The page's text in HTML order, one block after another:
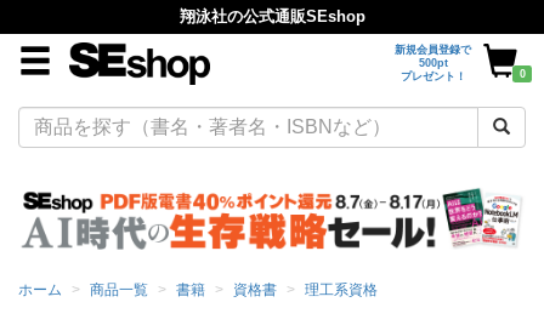
翔泳社の公式通販SEshop
新規会員登録で
500pt
プレゼント！
0
ホーム 商品一覧 書籍 資格書 理工系資格